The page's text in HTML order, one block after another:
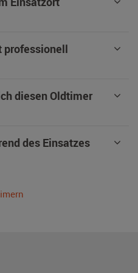
professionell
diesen Oldtimer
des Einsatzes